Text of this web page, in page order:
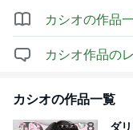
カシオの作品
カシオ作品の
カシオの作品一覧
ダ